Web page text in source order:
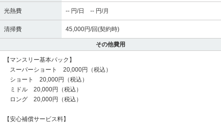
光熱費 -- 円/日 -- 円/月
清掃費 45,000円/回(契約時)
その他費用
【マンスリー基本パック】
スーパーショート 20,000円（税込）
ショート 20,000円（税込）
ミドル 20,000円（税込）
ロング 20,000円（税込）
【安心補償サービス料】